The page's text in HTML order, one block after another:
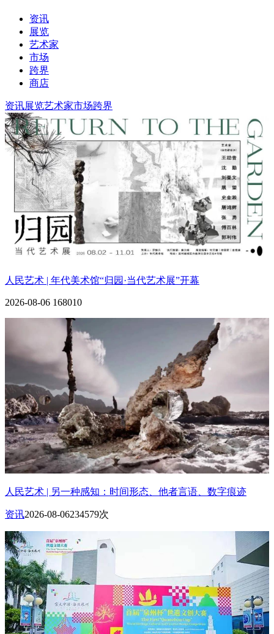
资讯
展览
艺术家
市场
跨界
商店
资讯展览艺术家市场跨界
人民艺术 | 年代美术馆“归园·当代艺术展”开幕
2026-08-06 168010
人民艺术 | 另一种感知：时间形态、他者言语、数字痕迹
资讯2026-08-06234579次